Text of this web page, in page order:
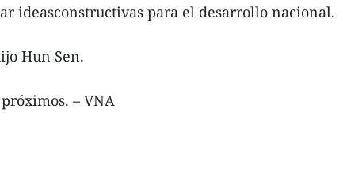
ideasconstructivas para el desarrollo nacional.
Hun Sen.
– VNA